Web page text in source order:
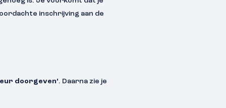
inschrijving aan de
doorgeven’. Daarna zie je